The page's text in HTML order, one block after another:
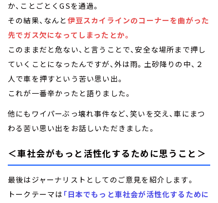
か、ことごとくGSを通過。
その結果、なんと伊豆スカイラインのコーナーを曲がった
先でガス欠になってしまったとか。
このままだと危ない、と言うことで、安全な場所まで押し
ていくことになったんですが、外は雨。土砂降りの中、２
人で車を押すという苦い思い出。
これが一番辛かったと語りました。
他にもワイパーぶっ壊れ事件など、笑いを交え、車にまつ
わる苦い思い出をお話しいただきました。
＜車社会がもっと活性化するために思うこと＞
最後はジャーナリストとしてのご意見を紹介します。
トークテーマは 「日本でもっと車社会が活性化するために